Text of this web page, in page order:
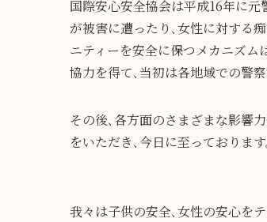
国際安心安全協会は平成16年に
が被害に遭ったり､女性に対する
ニティーを安全に保つメカニズ
協力を得て､当初は各地域での警
その後､各方面のさまざまな影響
をいただき､今日に至っております
我々は子供の安全､女性の安心を